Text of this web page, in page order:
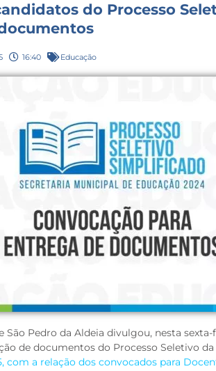
do Processo
16:40 Educação
São Pedro da Aldeia divulgou, nesta
de documentos do Processo Seletivo
com a relação dos convocados para